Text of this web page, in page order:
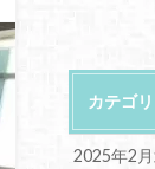
カテゴ
2025年2